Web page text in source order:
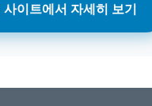
사이트에서 자세히 보기